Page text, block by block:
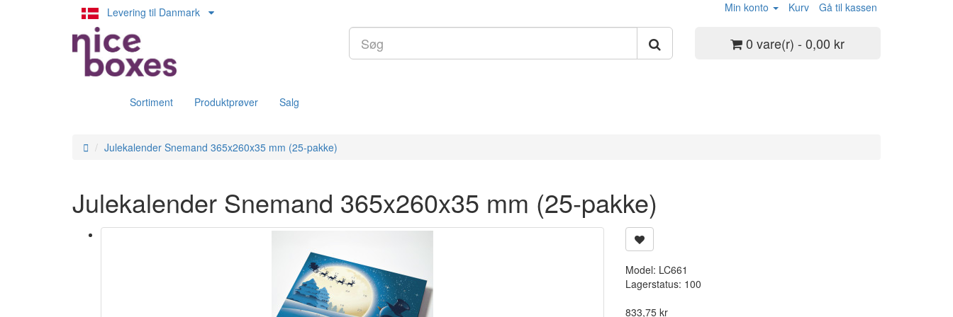
Levering til Danmark Min konto Kurv Gå til kassen
0 vare(r) - 0,00 kr
Sortiment Produktprøver Salg
Julekalender Snemand 365x260x35 mm (25-pakke)
Julekalender Snemand 365x260x35 mm (25-pakke)
Model: LC661
Lagerstatus: 100
833,75 kr